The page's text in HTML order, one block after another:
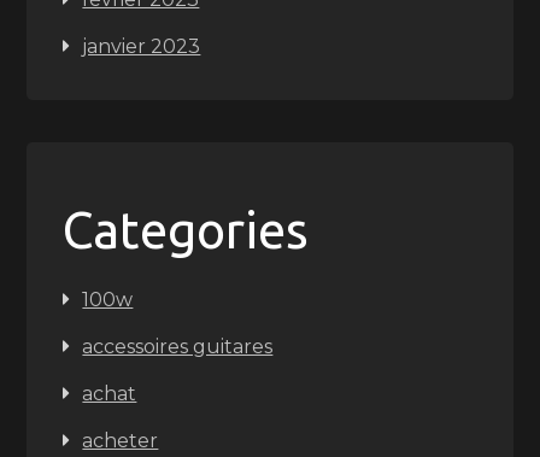
janvier 2023
Categories
100w
accessoires guitares
achat
acheter